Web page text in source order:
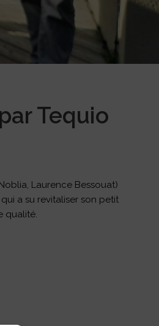
Tequio
Laurence Bessouat)
a su revitaliser son petit
qualité.